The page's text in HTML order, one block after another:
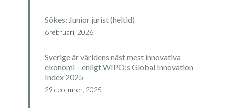
Sökes: Junior jurist (heltid)
6 februari, 2026
Sverige är världens näst mest innovativa
ekonomi – enligt WIPO:s Global Innovation
Index 2025
29 december, 2025